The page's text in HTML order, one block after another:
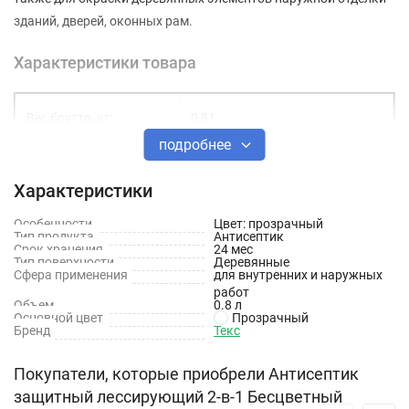
зданий, дверей, оконных рам.
Характеристики товара
Бесцветный
Тип работ Наружные
Основа для колеровки Нет
подробнее
Характеристики
Особенности
Цвет: прозрачный
Тип продукта
Антисептик
Срок хранения
24 мес
Тип поверхности
Деревянные
Сфера применения
для внутренних и наружных
работ
Объем
0.8 л
Основной цвет
Прозрачный
Бренд
Текс
Покупатели, которые приобрели Антисептик
защитный лессирующий 2-в-1 Бесцветный